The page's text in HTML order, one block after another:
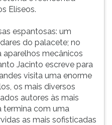
Elíseos.
espantosas: um
do palacete; no
aparelhos mecânicos
Jacinto escreve para
visita uma enorme
os mais diversos
autores às mais
termina com uma
as mais sofisticadas